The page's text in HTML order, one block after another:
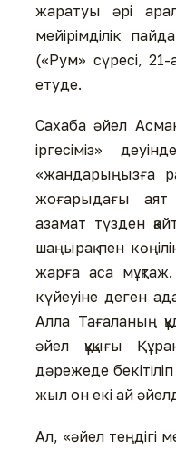
жаратуы әрі
мейірімділік
(«Рум» сүресі,
етуде.
Сахаба әйел
іргесіміз»
«жандарыңызға
жоғарыдағы
азамат түзден
шаңырақ пен
жарға аса
күйеуіне деген
Алла Тағаланың
әйел құқығы
дәрежеде
жыл он екі ай
Ал, «әйел теңдігі